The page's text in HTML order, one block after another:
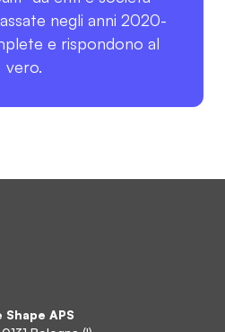
negli anni 2020-
e rispondono al
vero.
APS